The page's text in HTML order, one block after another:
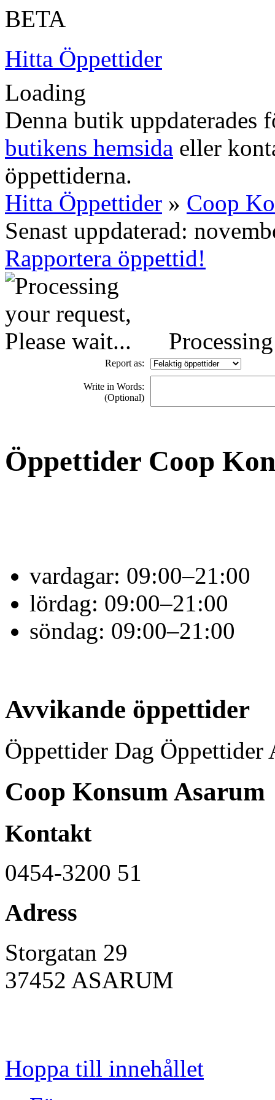
BETA
Hitta Öppettider
Loading
Denna butik uppdaterades
butikens hemsida eller
öppettiderna.
Hitta Öppettider » Coop
Senast uppdaterad:
Rapportera öppettid!
Report as:
Write in Words:
(Optional)
Öppettider Coop
vardagar: 09:00–21:00
lördag: 09:00–21:00
söndag: 09:00–21:00
Avvikande öppettider
Öppettider Dag
Coop Konsum Asarum
Kontakt
0454-3200 51
Adress
Storgatan 29
37452 ASARUM
Hoppa till innehållet